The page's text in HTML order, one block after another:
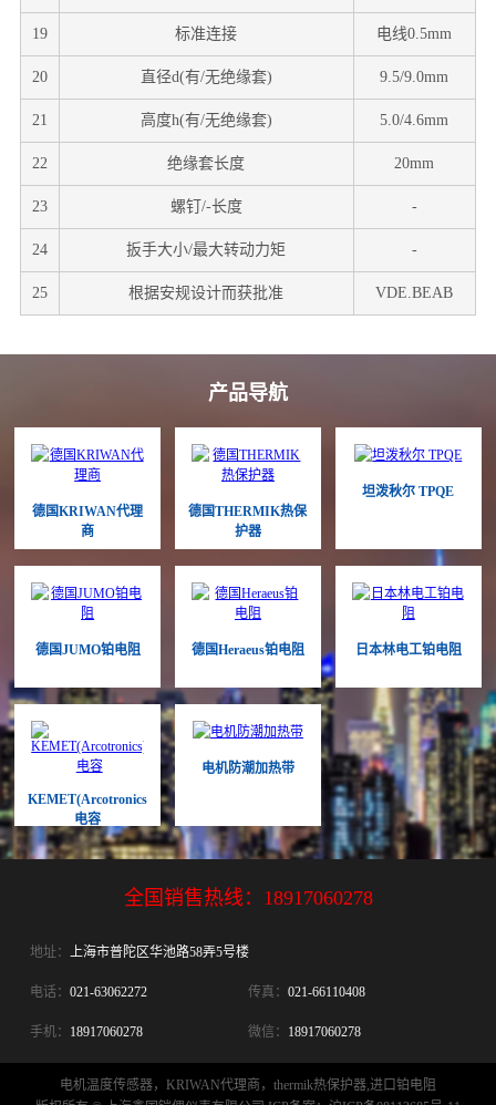
19 标准连接 电线0.5mm
20 直径d(有/无绝缘套) 9.5/9.0mm
21 高度h(有/无绝缘套) 5.0/4.6mm
22 绝缘套长度 20mm
23 螺钉/-长度 -
24 扳手大小/最大转动力矩 -
25 根据安规设计而获批准 VDE.BEAB
产品导航
德国KRIWAN代理
商
德国THERMIK热保
护器
坦泼秋尔 TPQE
德国JUMO铂电阻 德国Heraeus铂电阻 日本林电工铂电阻
KEMET(Arcotronics)
电容
电机防潮加热带
全国销售热线： 18917060278
地址： 上海市普陀区华池路58弄5号楼
电话： 021-63062272 传真： 021-66110408
手机： 18917060278 微信： 18917060278
电机温度传感器，KRIWAN代理商，thermik热保护器,进口铂电阻